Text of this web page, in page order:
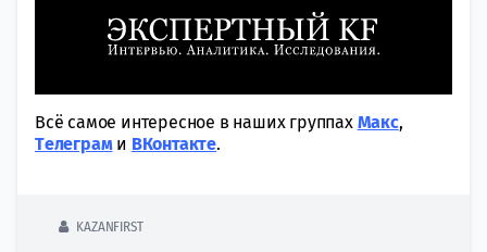
Всё самое интересное в наших группах Макс,
Tелеграми ВКонтакте.
KAZANFIRST